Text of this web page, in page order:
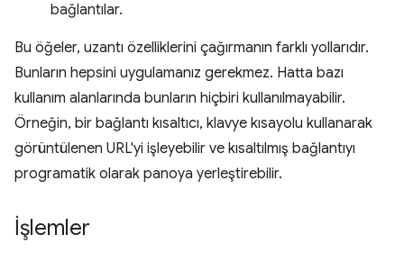
bağlantılar.
Bu öğeler, uzantı özelliklerini çağırmanın farklı yollarıdır.
Bunların hepsini uygulamanız gerekmez. Hatta bazı
kullanım alanlarında bunların hiçbiri kullanılmayabilir.
Örneğin, bir bağlantı kısaltıcı, klavye kısayolu kullanarak
görüntülenen URL'yi işleyebilir ve kısaltılmış bağlantıyı
programatik olarak panoya yerleştirebilir.
İşlemler